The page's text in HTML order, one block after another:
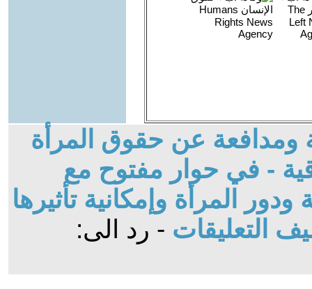
ومدافعة عن حقوق المرأة
- في حوار مفتوح مع
المرأة وإمكانية تأثيرها
التعليقات - رد الى: